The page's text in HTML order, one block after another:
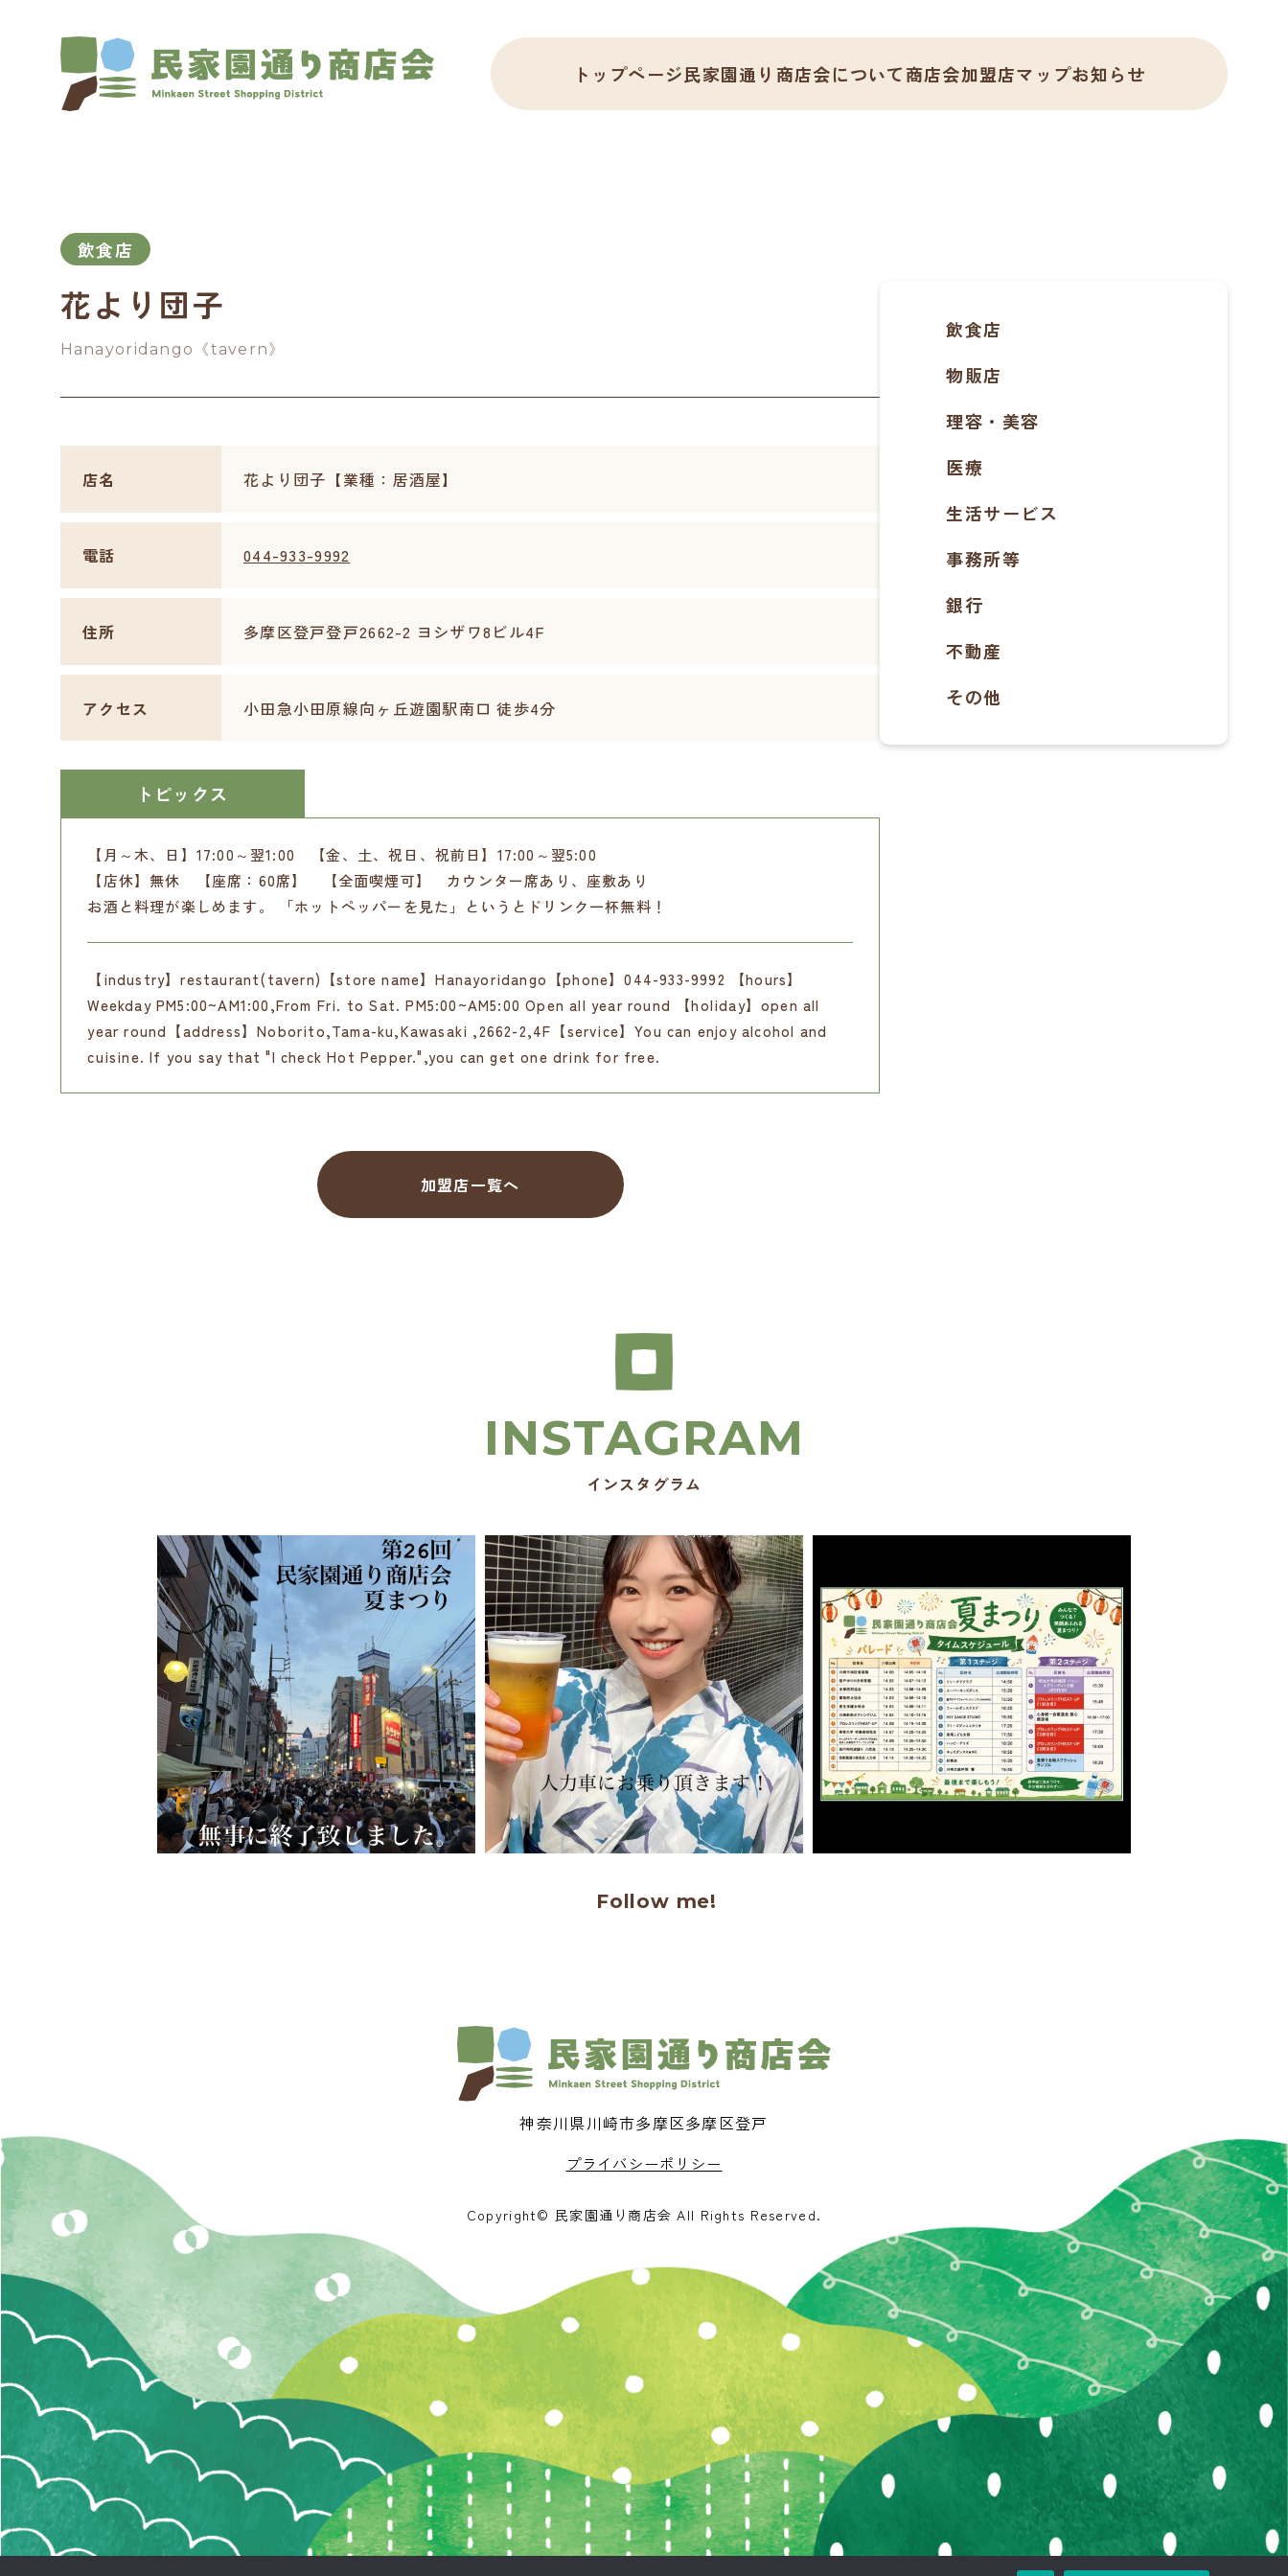
トップページ民家園通り商店会について商店会加盟店マップお知らせ
飲食店
花より団子
Hanayoridango《tavern》
店名 花より団子【業種：居酒屋】
電話 044-933-9992
住所 多摩区登戸登戸2662-2 ヨシザワ8ビル4F
アクセス 小田急小田原線向ヶ丘遊園駅南口 徒歩4分
トピックス
【月～木、日】17:00～翌1:00 【金、土、祝日、祝前日】17:00～翌5:00
【店休】無休 【座席：60席】 【全面喫煙可】 カウンター席あり、座敷あり
お酒と料理が楽しめます。 「ホットペッパーを見た」というとドリンク一杯無料！
【industry】restaurant(tavern)【store name】Hanayoridango【phone】044-933-9992 【hours】
Weekday PM5:00~AM1:00,From Fri. to Sat. PM5:00~AM5:00 Open all year round 【holiday】open all
year round【address】Noborito,Tama-ku,Kawasaki ,2662-2,4F【service】You can enjoy alcohol and
cuisine. If you say that "I check Hot Pepper.",you can get one drink for free.
加盟店一覧へ
飲食店
物販店
理容・美容
医療
生活サービス
事務所等
銀行
不動産
その他
インスタグラム
Follow me!
神奈川県川崎市多摩区多摩区登戸
プライバシーポリシー
Copyright© 民家園通り商店会 All Rights Reserved.